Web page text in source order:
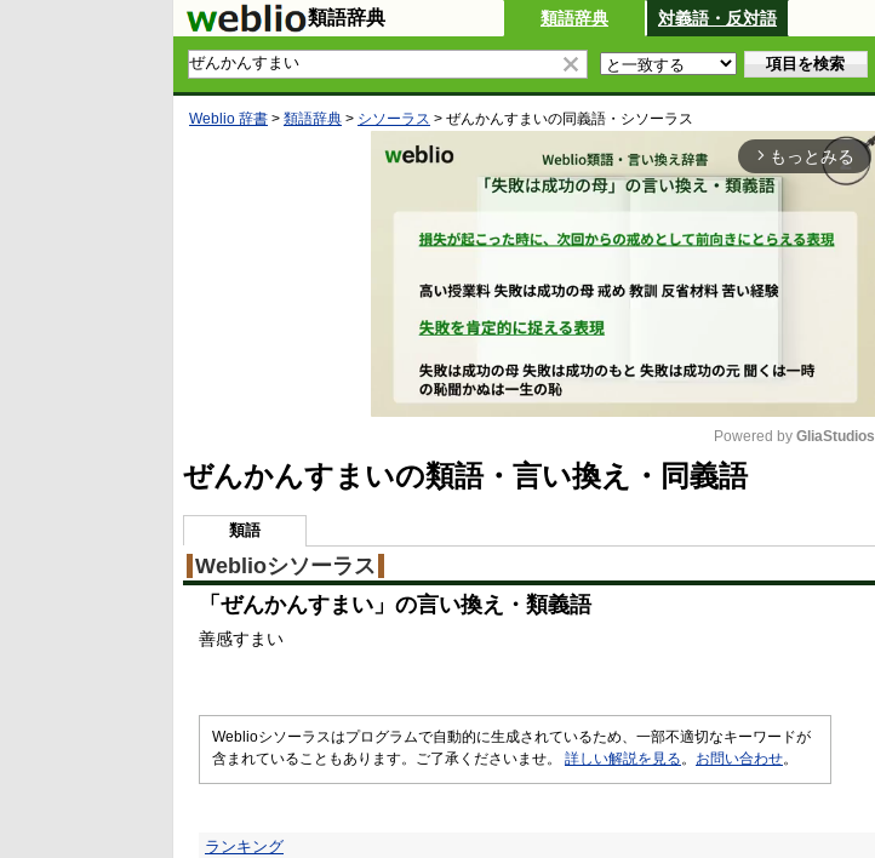
類語辞典 類語辞典 対義語・反対語
Weblio 辞書 > 類語辞典 > シソーラス > ぜんかんすまいの同義語・シソーラス
arrow_forward_ios もっとみる
Powered by GliaStudios
ぜんかんすまいの類語・言い換え・同義語
類語
Weblioシソーラス
「 ぜんかんすまい 」の言い換え・類義語
善感すまい
Weblioシソーラスはプログラムで自動的に生成されているため、一部不適切なキーワードが
含まれていることもあります。ご了承くださいませ。 詳しい解説を見る 。 お問い合わせ。
ランキング